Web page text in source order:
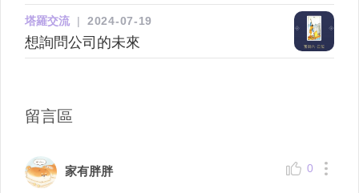
塔羅交流 | 2024-07-19
想詢問公司的未來
留言區
家有胖胖 0